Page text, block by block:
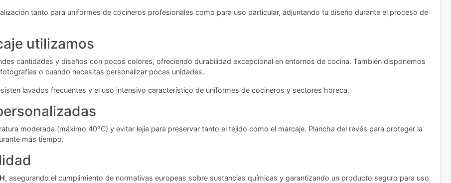
tanto para uniformes de cocineros profesionales como para uso particular, adjuntando tu diseño durante el proceso de
utilizamos
cantidades y diseños con pocos colores, ofreciendo durabilidad excepcional en entornos de cocina. También disponemos
o cuando necesitas personalizar pocas unidades.
lavados frecuentes y el uso intensivo característico de uniformes de cocineros y sectores horeca.
moderada (máximo 40°C) y evitar lejía para preservar tanto el tejido como el marcaje. Plancha del revés para proteger la
más tiempo.
, asegurando el cumplimiento de normativas europeas sobre sustancias químicas y garantizando un producto seguro para uso